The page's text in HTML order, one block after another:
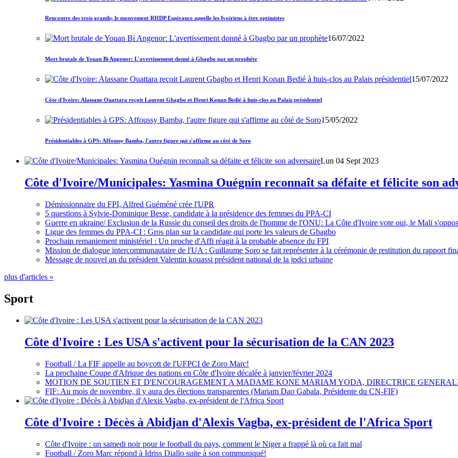
Rencontre des trois grands; le mouvement RHDP Espérance appelle les Ivoiriens à être optimistes
16/07/2022
Mort brutale de Youan Bi Angenor: L'avertissement donné à Gbagbo par un prophète
15/07/2022
Côte d'Ivoire: Alassane Ouattara reçoit Laurent Gbagbo et Henri Konan Bedié à huis-clos au Palais présidentiel
15/05/2022
Présidentiables à GPS: Affoussy Bamba, l'autre figure qui s'affirme au côté de Soro
Lun 04 Sept 2023
Côte d'Ivoire/Municipales: Yasmina Ouégnin reconnaît sa défaite et félicite son
Démissionnaire du FPI, Alfred Guéméné crée l'UPR
5 questions à Sylvie-Dominique Besse, candidate à la présidence des femmes du PPA-CI
Guerre en ukraine/ Exclusion de la Russie du conseil des droits de l'homme de l'ONU: La Côte d'Ivoire vote oui, le Mali
Ligue des femmes du PPA-CI : Gros plan sur la candidate qui porte les valeurs de Gbagbo
Prochain remaniement ministériel : Un proche d'Affi réagit à la probable absence du FPI
Mission de dialogue intercommunautaire de l'UA : Guillaume Soro se fait représenter à la cérémonie de restitution du rapport
Message de nouvel an du président Valentin kouassi président national de la jpdci urbaine
plus d'articles »
Sport
Côte d'Ivoire : Les USA s'activent pour la sécurisation de la CAN 2023
Football / La FIF appelle au boycott de l'UFPCI de Zoro Marc!
La prochaine Coupe d'Afrique des nations en Côte d'Ivoire décalée à janvier/février 2024
MOTION DE SOUTIEN ET D'ENCOURAGEMENT A MADAME KONE MARIAM YODA, DIRECTRICE
FIF: Au mois de novembre, il y aura des élections transparentes (Mariam Dao Gabala, Présidente du CN-FIF)
Côte d'Ivoire : Décès à Abidjan d'Alexis Vagba, ex-président de l'Africa Sport
Côte d'Ivoire : un samedi noir pour le football du pays, comment le Niger a frappé là où ça fait mal
Football / Zoro Marc répond à Idriss Diallo suite à son communiqué!